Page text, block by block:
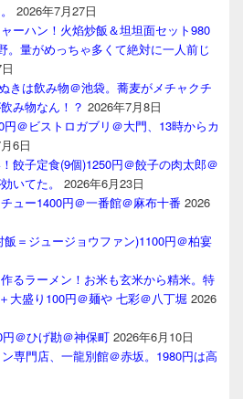
2026年7月27日
ーハン！火焰炒飯＆坦坦面セット980
。量がめっちゃ多くて絶対に一人前じ
きは飲み物＠池袋。蕎麦がメチャクチ
み物なん！？ 2026年7月8日
＠ビストロガブリ＠大門、13時からカ
6日
餃子定食(9個)1250円＠餃子の肉太郎＠
いてた。
2026年6月23日
ュー1400円＠一番館＠麻布十番 2026
＝ジュージョウファン)1100円＠柏宴
るラーメン！お米も玄米から精米。特
大盛り100円＠麺や 七彩＠八丁堀 2026
＠ひげ勘＠神保町 2026年6月10日
専門店、一龍別館＠赤坂。1980円は高